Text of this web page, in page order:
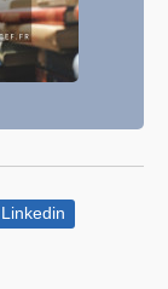
Linkedin